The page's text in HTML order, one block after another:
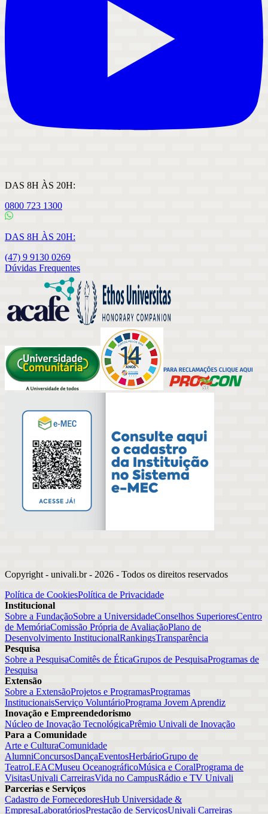
DAS 8H ÀS 20H:
0800 723 1300
DAS 8H ÀS 20H:
(47) 9 9130 0269
Dúvidas Frequentes
Copyright - univali.br - 2026 - Todos os direitos reservados
Política de CookiesPolítica de Privacidade
Institucional
Sobre a FundaçãoSobre a UniversidadeConselhos SuperioresCentro
de MemóriaComissão Própria de AvaliaçãoPlano de
Desenvolvimento InstitucionalRankingsTransparência
Pesquisa
Sobre a PesquisaComitês de ÉticaGrupos de PesquisaProgramas de
Pesquisa
Extensão
Sobre a ExtensãoProjetos e ProgramasProgramas
InstitucionaisServiço VoluntárioPrograma Jovem Aprendiz
Inovação e Empreendedorismo
Núcleo de Inovação TecnológicaPrêmio Univali de Inovação
Para a Comunidade
Arte e CulturaComunidade
AlumniConcursosDançaEventosHerbárioGrupo de
TeatroLEACMuseu OceanográficoMúsica e CoralPrograma de
VisitasUnivali CarreirasVida no CampusRádio e TV Univali
Parcerias e Serviços
Cadastro de FornecedoresHub Universidade &
EmpresaLaboratóriosPrestação de ServiçosUnivali Carreiras